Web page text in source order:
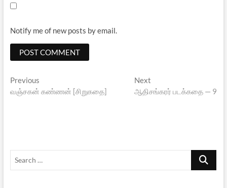
Notify me of new posts by email.
Post
navigation
PreviousPrevious
post:
வஞ்சகன் கண்ணன் [சிறுகதை]
Next
post:
ஆதிசங்கரர் படக்கதை — 9
Search